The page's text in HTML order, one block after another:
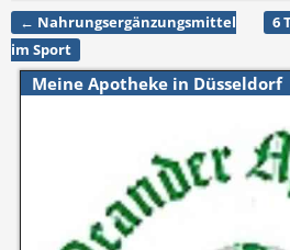
Artikelnavigation
← Nahrungsergänzungsmittel
im Sport
6
Meine Apotheke in Düsseldorf